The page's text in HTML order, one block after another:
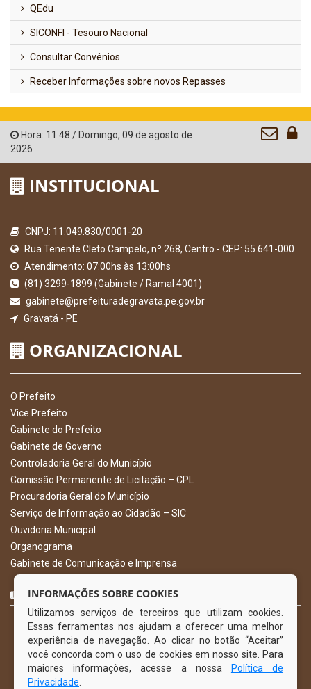
QEdu
SICONFI - Tesouro Nacional
Consultar Convênios
Receber Informações sobre novos Repasses
Hora: 11:48 / Domingo, 09 de agosto de
2026
INSTITUCIONAL
CNPJ: 11.049.830/0001-20
Rua Tenente Cleto Campelo, nº 268, Centro - CEP: 55.641-000
Atendimento: 07:00hs às 13:00hs
(81) 3299-1899 (Gabinete / Ramal 4001)
gabinete@prefeituradegravata.pe.gov.br
Gravatá - PE
ORGANIZACIONAL
O Prefeito
Vice Prefeito
Gabinete do Prefeito
Gabinete de Governo
Controladoria Geral do Município
Comissão Permanente de Licitação – CPL
Procuradoria Geral do Município
Serviço de Informação ao Cidadão – SIC
Ouvidoria Municipal
Organograma
Gabinete de Comunicação e Imprensa
CURTA NOSSA FAN PAGE
INFORMAÇÕES SOBRE COOKIES
Utilizamos serviços de terceiros que utilizam cookies.
Essas ferramentas nos ajudam a oferecer uma melhor
experiência de navegação. Ao clicar no botão “Aceitar”
você concorda com o uso de cookies em nosso site. Para
maiores informações, acesse a nossa
Política de
Privacidade